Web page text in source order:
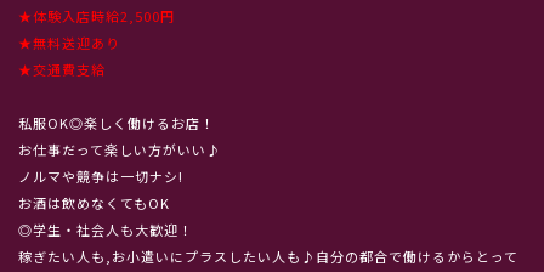
★体験入店時給2,500円
★無料送迎あり
★交通費支給
私服OK◎楽しく働けるお店！
お仕事だって楽しい方がいい♪
ノルマや競争は一切ナシ!
お酒は飲めなくてもOK
◎学生・社会人も大歓迎！
稼ぎたい人も,お小遣いにプラスしたい人も♪自分の都合で働けるからとって